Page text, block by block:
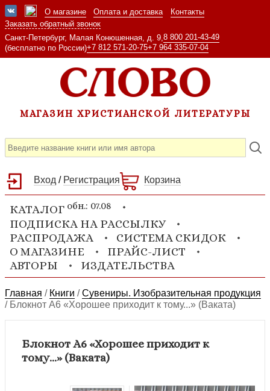
О магазине Оплата и доставка
Контакты
Заказать обратный звонок
Санкт-Петербург, Малая Конюшенная, д. 9, 8 800 201-43-49
(бесплатно по России)+7 812 571-20-75+7 964 335-07-04
МАГАЗИН ХРИСТИАНСКОЙ ЛИТЕРАТУРЫ
Вход / Регистрация Корзина
КАТАЛОГ обн.: 07.08
ПОДПИСКА НА РАССЫЛКУ
РАСПРОДАЖА
СИСТЕМА СКИДОК
О МАГАЗИНЕ
ПРАЙС-ЛИСТ
АВТОРЫ
ИЗДАТЕЛЬСТВА
Главная / Книги /Сувениры. Изобразительная продукция
/ Блокнот А6 «Хорошее приходит к тому...» (Ваката)
Блокнот А6 «Хорошее приходит к
тому...» (Ваката)